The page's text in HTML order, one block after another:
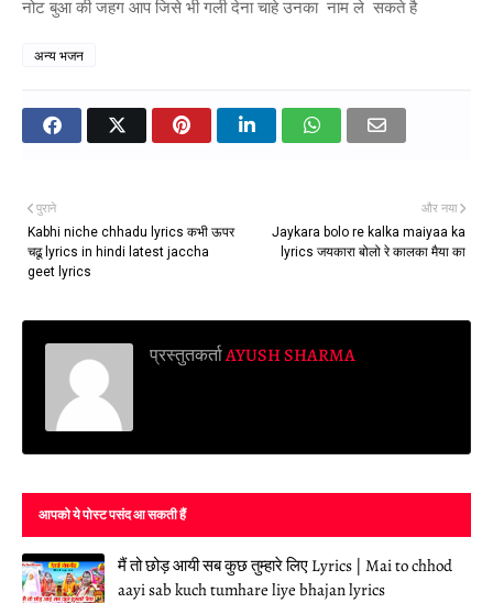
नोट बुआ की जहग आप जिसे भी गली देना चाहे उनका नाम ले सकते है
अन्य भजन
और नया
Jaykara bolo re kalka maiyaa ka
lyrics जयकारा बोलो रे कालका मैया का
पुराने
Kabhi niche chhadu lyrics कभी ऊपर
चढू lyrics in hindi latest jaccha
geet lyrics
प्रस्तुतकर्ताAYUSH SHARMA
आपको ये पोस्ट पसंद आ सकती हैं
मैं तो छोड़ आयी सब कुछ तुम्हारे लिए Lyrics | Mai to chhod
aayi sab kuch tumhare liye bhajan lyrics